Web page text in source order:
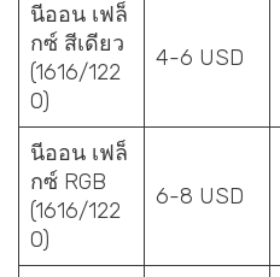
นีออน เฟล็
กซ์ สีเดียว
(1616/122
0)
4-6 USD
นีออน เฟล็
กซ์ RGB
(1616/122
0)
6-8 USD